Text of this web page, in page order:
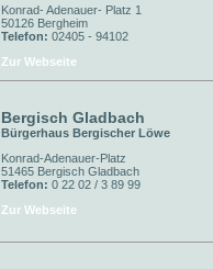
Konrad- Adenauer- Platz 1
50126 Bergheim
Telefon: 02405 - 94102
Zur Webseite
Bergisch Gladbach
Bürgerhaus Bergischer Löwe
Konrad-Adenauer-Platz
51465 Bergisch Gladbach
Telefon: 0 22 02 / 3 89 99
Zur Webseite